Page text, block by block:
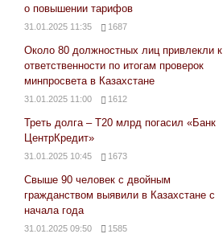
о повышении тарифов
31.01.2025 11:35 1687
Около 80 должностных лиц привлекли к
ответственности по итогам проверок
минпросвета в Казахстане
31.01.2025 11:00 1612
Треть долга – Т20 млрд погасил «Банк
ЦентрКредит»
31.01.2025 10:45 1673
Свыше 90 человек с двойным
гражданством выявили в Казахстане с
начала года
31.01.2025 09:50 1585